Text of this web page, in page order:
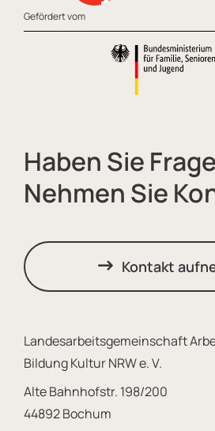
Gefördert vom
Landesarbeitsgemeinschaft
Bildung Kultur NRW e. V.
Alte Bahnhofstr. 198/200
44892 Bochum
Haben Sie
Nehmen Sie
Kontakt